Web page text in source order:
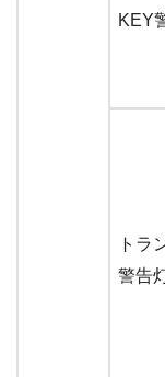
KEY
トラ
警告